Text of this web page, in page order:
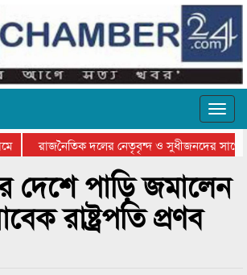
রাজনৈতিক দলের নেতৃবৃন্দ ও সুধীজনদের সাথে
সিলেটে বাংলাদেশ গ্রুপ থিয়েটার
দেশে পাড়ি জমালেন
রাষ্ট্রপতি প্রণব